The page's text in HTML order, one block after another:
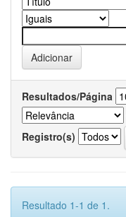
Resultados/Página
Registro(s)
Resultado 1-1 de 1.